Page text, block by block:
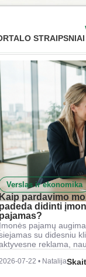
STRAIPSNIAI
Verslas ir ekonomika
pardavimo
didinti
pajamų
su didesniu
reklama,
07-22 • Natalija